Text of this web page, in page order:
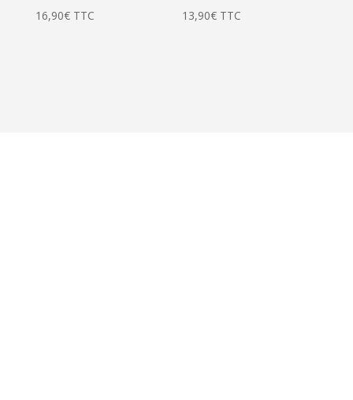
16,90€ TTC 13,90€ TTC